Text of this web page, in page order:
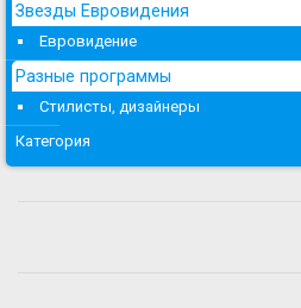
Звезды Евровидения
Евровидение
Разные программы
Стилисты, дизайнеры
Категория